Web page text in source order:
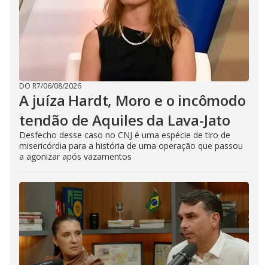
DO R7/06/08/2026
A juíza Hardt, Moro e o incômodo
tendão de Aquiles da Lava-Jato
Desfecho desse caso no CNJ é uma espécie de tiro de
misericórdia para a história de uma operação que passou
a agonizar após vazamentos